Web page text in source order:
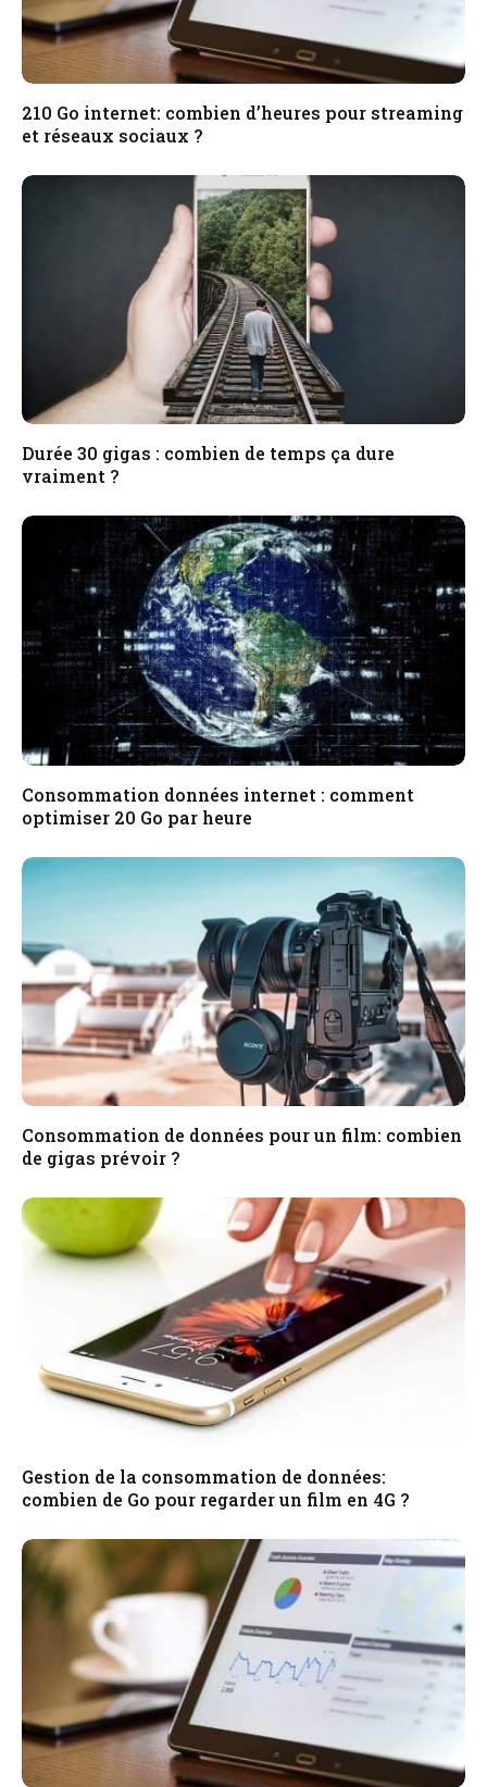
210 Go internet: combien d’heures pour streaming
et réseaux sociaux ?
Durée 30 gigas : combien de temps ça dure
vraiment ?
Consommation données internet : comment
optimiser 20 Go par heure
Consommation de données pour un film: combien
de gigas prévoir ?
Gestion de la consommation de données:
combien de Go pour regarder un film en 4G ?